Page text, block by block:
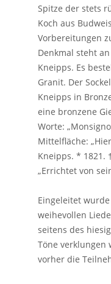
Spitze der stets
Koch aus
Vorbereitungen
Denkmal steht
Kneipps. Es
Granit. Der
Kneipps in
eine bronzene
Worte:
Mittelfläche:
Kneipps. * 1821.
„Errichtet von
Eingeleitet
weihevollen
seitens des
Töne verklungen
vorher die